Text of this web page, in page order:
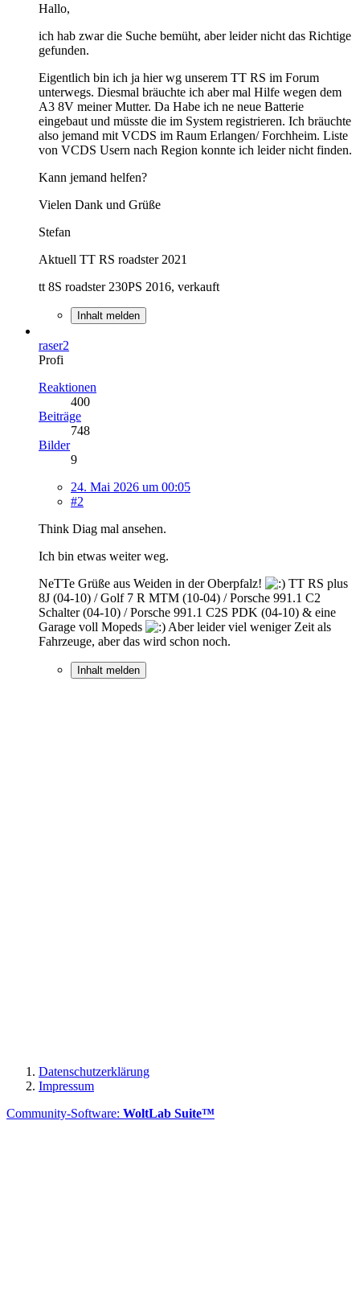
Hallo,
ich hab zwar die Suche bemüht, aber leider nicht das Richtige
gefunden.
Eigentlich bin ich ja hier wg unserem TT RS im Forum
unterwegs. Diesmal bräuchte ich aber mal Hilfe wegen dem
A3 8V meiner Mutter. Da Habe ich ne neue Batterie
eingebaut und müsste die im System registrieren. Ich bräuchte
also jemand mit VCDS im Raum Erlangen/ Forchheim. Liste
von VCDS Usern nach Region konnte ich leider nicht finden.
Kann jemand helfen?
Vielen Dank und Grüße
Stefan
Aktuell TT RS roadster 2021
tt 8S roadster 230PS 2016, verkauft
Inhalt melden
raser2
Profi
Reaktionen
400
Beiträge
748
Bilder
9
24. Mai 2026 um 00:05
#2
Think Diag mal ansehen.
Ich bin etwas weiter weg.
NeTTe Grüße aus Weiden in der Oberpfalz!
TT RS plus
8J (04-10) / Golf 7 R MTM (10-04) / Porsche 991.1 C2
Schalter (04-10) / Porsche 991.1 C2S PDK (04-10) & eine
Garage voll Mopeds
Aber leider viel weniger Zeit als
Fahrzeuge, aber das wird schon noch.
Inhalt melden
Datenschutzerklärung
Impressum
Community-Software: WoltLab Suite™